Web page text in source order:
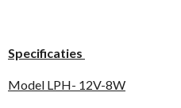
Specificaties
Model LPH- 12V-8W